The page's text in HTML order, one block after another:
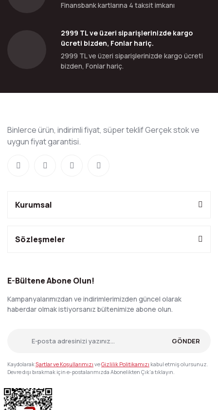
Finansbank kartlarına 4 taksit imkanı
2999 TL ve üzeri siparişlerinizde kargo
ücreti bizden, Fonlar hariç.
2999 TL ve üzeri siparişlerinizde kargo ücreti
bizden, Fonlar hariç.
Binlerce ürün, indirimli fiyat, süper teklif Gerçek stok ve
uygun fiyat garantisi.
Kurumsal
Sözleşmeler
E-Bültene Abone Olun!
Kampanyalarımızdan ve indirimlerimizden güncel olarak
haberdar olmak istiyorsanız bültenimize abone olun.
GÖNDER
KaydolarakŞartlar ve Koşullarımızı veGizlilik Politikamızı kabul etmiş olursunuz.
Devre dışı bırakmak için e-postalarımızda Abonelikten Çık'a tıklayın.